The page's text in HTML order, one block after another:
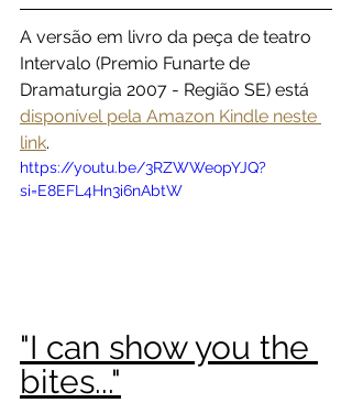
A versão em livro da peça de teatro
Intervalo (Premio Funarte de
Dramaturgia 2007 - Região SE) está
disponível pela Amazon Kindle neste
link.
https://youtu.be/3RZWWeopYJQ?
si=E8EFL4Hn3i6nAbtW
"I can show you the
bites..."